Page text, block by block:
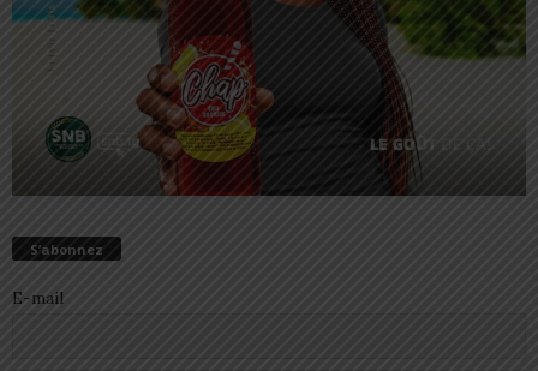
S’abonnez
E-mail